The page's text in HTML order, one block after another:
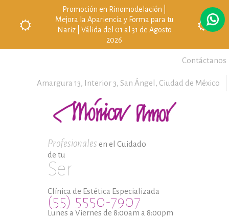
Promoción en Rinomodelación |
Mejora la Apariencia y Forma para tu
Nariz | Válida del 01 al 31 de Agosto
2026
Contáctanos
Amargura 13, Interior 3, San Ángel, Ciudad de México
Profesionales en el Cuidado
de tu
Ser
Clínica de Estética Especializada
(55) 5550-7907
Lunes a Viernes de 8:00am a 8:00pm